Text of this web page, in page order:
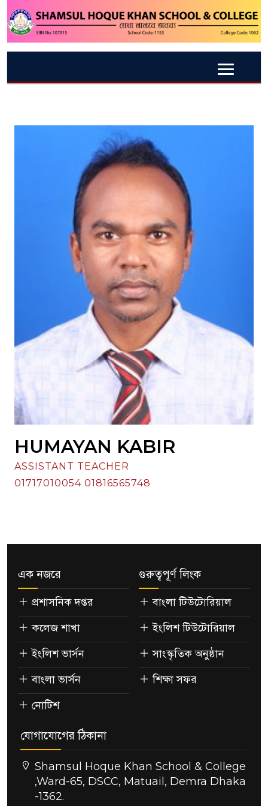
HUMAYAN KABIR
ASSISTANT TEACHER
01717010054 01816565748
এক নজরে
প্রশাসনিক দপ্তর
কলেজ শাখা
ইংলিশ ভার্সন
বাংলা ভার্সন
নোটিশ
গুরুত্বপূর্ণ লিংক
বাংলা টিউটোরিয়াল
ইংলিশ টিউটোরিয়াল
সাংস্কৃতিক অনুষ্ঠান
শিক্ষা সফর
যোগাযোগের ঠিকানা
Shamsul Hoque Khan School & College
,Ward-65, DSCC, Matuail, Demra Dhaka
-1362.